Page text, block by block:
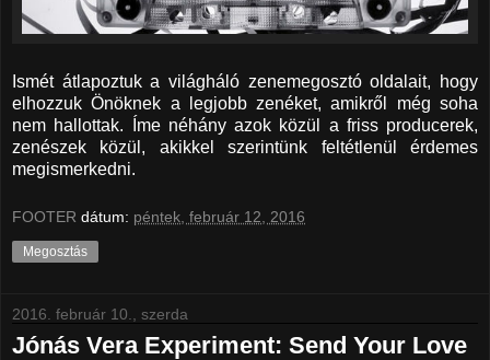
Ismét átlapoztuk a világháló zenemegosztó oldalait, hogy
elhozzuk Önöknek a legjobb zenéket, amikről még soha
nem hallottak. Íme néhány azok közül a friss producerek,
zenészek közül, akikkel szerintünk feltétlenül érdemes
megismerkedni.
FOOTER dátum: péntek, február 12, 2016
Megosztás
2016. február 10., szerda
Jónás Vera Experiment: Send Your Love